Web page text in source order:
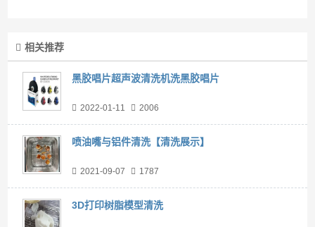
相关推荐
黑胶唱片超声波清洗机洗黑胶唱片
2022-01-11 2006
喷油嘴与铝件清洗【清洗展示】
2021-09-07 1787
3D打印树脂模型清洗